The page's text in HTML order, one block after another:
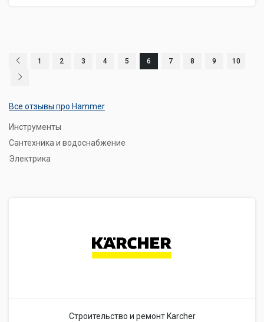
1 2 3 4 5 6 7 8 9 10
Все отзывы про Hammer
Инструменты
Сантехника и водоснабжение
Электрика
Строительство и ремонт Karcher